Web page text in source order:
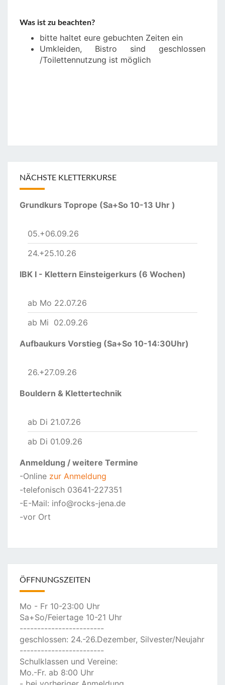
Was ist zu beachten?
bitte haltet eure gebuchten Zeiten ein
Umkleiden, Bistro sind geschlossen
/Toilettennutzung ist möglich
NÄCHSTE KLETTERKURSE
Grundkurs Toprope (Sa+So 10-13 Uhr )
05.+06.09.26
24.+25.10.26
IBK I - Klettern Einsteigerkurs (6 Wochen)
ab Mo 22.07.26
ab Mi 02.09.26
Aufbaukurs Vorstieg (Sa+So 10-14:30Uhr)
26.+27.09.26
Bouldern & Klettertechnik
ab Di 21.07.26
ab Di 01.09.26
Anmeldung / weitere Termine
-Online zur Anmeldung
-telefonisch 03641-227351
-E-Mail: info@rocks-jena.de
-vor Ort
ÖFFNUNGSZEITEN
Mo - Fr 10-23:00 Uhr
Sa+So/Feiertage 10-21 Uhr
------------------------
geschlossen: 24.-26.Dezember, Silvester/Neujahr
------------------------
Schulklassen und Vereine:
Mo.-Fr. ab 8:00 Uhr